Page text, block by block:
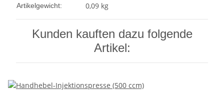
Artikelgewicht: 0,09 kg
Kunden kauften dazu folgende
Artikel: